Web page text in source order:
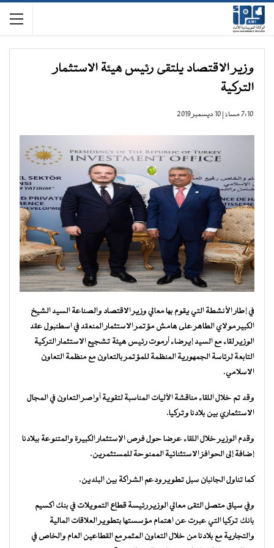
وزير الاقتصاد يلتقى رئيس هيئة الاستثمار
التركية
7:10 مساءً | 10 ديسمبر 2019
في إطار الأنشطة التي يقوم بها معالي وزير الاقتصاد والصناعة السيد الشيخ
الكبير مولاي الطاهر على هامش مؤتمر الاستثمار المنعقد في اسطنبول عقد
الوزير لقاء مع السيد إيرضاء أرموت رئيس هيئة تشجيع الاستثمار التركية
التابعة لرئاسة الجمهورية المنظمة للمؤتمر بالتعاون مع منظمة التعاون
الاسلامي.
وقد تم خلال اللقاء مناقشة الآليات المناسبة لتقوية أواصر التعاون في المجال
الاستثماري بين بلادنا وتركيا.
وقدم الوزير خلال اللقاء عرضا حول فرص الإستثمار الكبيرة والمتنوعة ببلادنا
إضافة إلى الحوافز الاستثنائية الممنوحة للمستثمرين.
كما تناول الجانبان سبل تطوير ودعم الشراكة بين البلدين.
وفي سياق متصل التقى معالي الوزير رئيسة قطاع التمويلات في بنك اكسيم
بانك تركيا التي عبرت عن اهتمام مؤسستها بتطوير العلاقات المالية
والتجارية مع بلادنا من خلال التعاون المثمر مع القطاعين العام والخاص في